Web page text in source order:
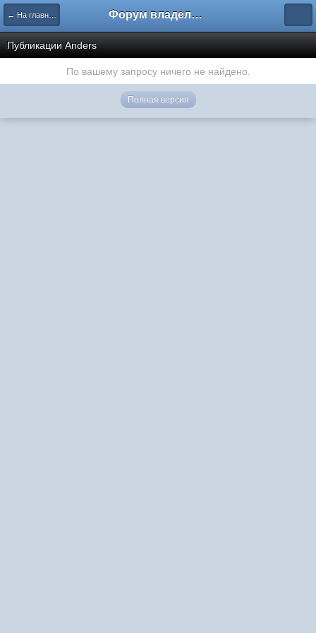
← На главную Форум владельцев интернет-магазинов
Публикации Anders
По вашему запросу ничего не найдено.
Полная версия